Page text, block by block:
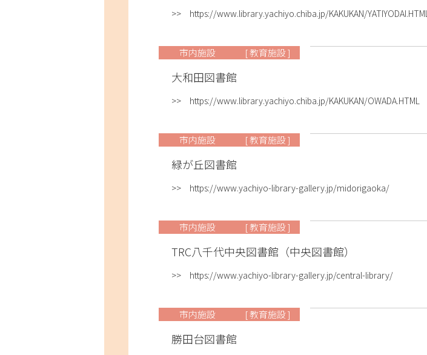
>> https://www.library.yachiyo.chiba.jp/KAKUKAN/YATIYODAI.HTML
市内施設 [ 教育施設 ]
大和田図書館
>> https://www.library.yachiyo.chiba.jp/KAKUKAN/OWADA.HTML
市内施設 [ 教育施設 ]
緑が丘図書館
>> https://www.yachiyo-library-gallery.jp/midorigaoka/
市内施設 [ 教育施設 ]
TRC八千代中央図書館（中央図書館）
>> https://www.yachiyo-library-gallery.jp/central-library/
市内施設 [ 教育施設 ]
勝田台図書館